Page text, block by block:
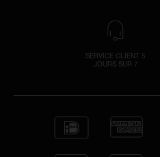
SERVICE CLIENT 5
JOURS SUR 7